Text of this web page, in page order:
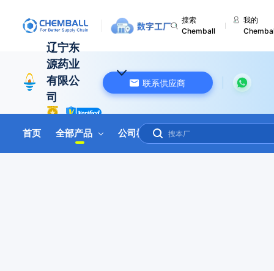
搜索
Chemball
我的
辽宁东
源药业
有限公
司
联系供应商
首页 全部产品 公司概况 联系我们